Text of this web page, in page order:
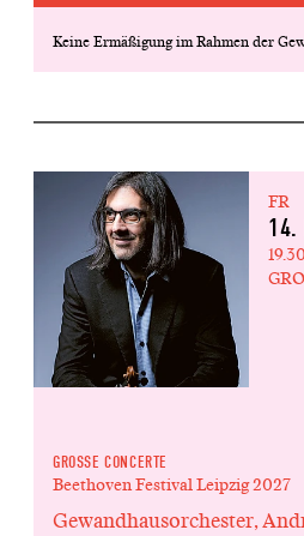
Keine Ermäßigung im Rahmen der
FR
14.
GROSSE CONCERTE
Beethoven Festival Leipzig 2027
Gewandhausorchester,